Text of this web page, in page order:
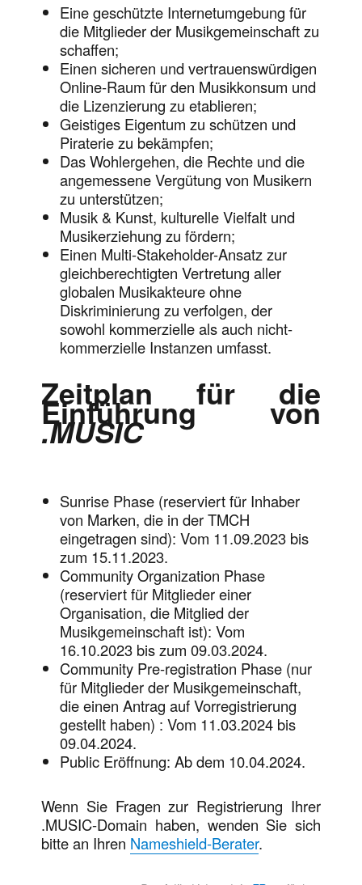
Eine geschützte Internetumgebung für
die Mitglieder der Musikgemeinschaft zu
schaffen;
Einen sicheren und vertrauenswürdigen
Online-Raum für den Musikkonsum und
die Lizenzierung zu etablieren;
Geistiges Eigentum zu schützen und
Piraterie zu bekämpfen;
Das Wohlergehen, die Rechte und die
angemessene Vergütung von Musikern
zu unterstützen;
Musik & Kunst, kulturelle Vielfalt und
Musikerziehung zu fördern;
Einen Multi-Stakeholder-Ansatz zur
gleichberechtigten Vertretung aller
globalen Musikakteure ohne
Diskriminierung zu verfolgen, der
sowohl kommerzielle als auch nicht-
kommerzielle Instanzen umfasst.
Zeitplan für die
Einführung von
.MUSIC
Sunrise Phase (reserviert für Inhaber
von Marken, die in der TMCH
eingetragen sind): Vom 11.09.2023 bis
zum 15.11.2023.
Community Organization Phase
(reserviert für Mitglieder einer
Organisation, die Mitglied der
Musikgemeinschaft ist): Vom
16.10.2023 bis zum 09.03.2024.
Community Pre-registration Phase (nur
für Mitglieder der Musikgemeinschaft,
die einen Antrag auf Vorregistrierung
gestellt haben) : Vom 11.03.2024 bis
09.04.2024.
Public Eröffnung: Ab dem 10.04.2024.
Wenn Sie Fragen zur Registrierung Ihrer
.MUSIC-Domain haben, wenden Sie sich
bitte an Ihren Nameshield-Berater.